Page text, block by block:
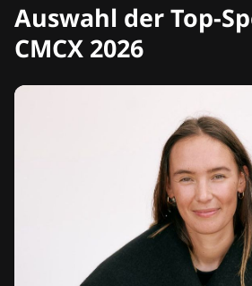
Auswahl der Top-
CMCX 2026